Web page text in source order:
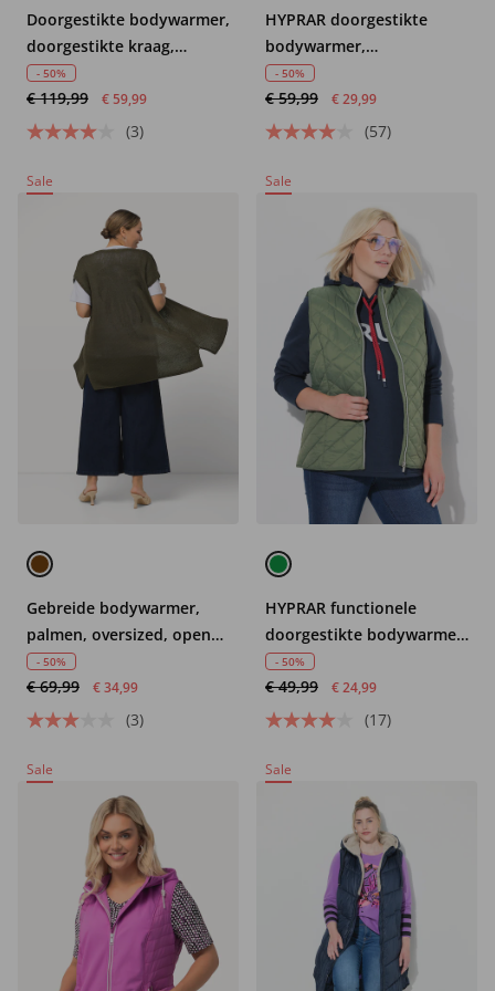
Doorgestikte bodywarmer,
doorgestikte kraag,
tweewegrits
- 50%
€ 119,99 € 59,99
(3)
HYPRAR doorgestikte
bodywarmer,
waterafstotend,
opstaande kraag,
gerecycled
- 50%
€ 59,99 € 29,99
(57)
Sale
Gebreide bodywarmer,
palmen, oversized, open
model, mouwloos
- 50%
€ 69,99 € 34,99
(3)
Sale
HYPRAR functionele
doorgestikte bodywarmer,
waterafstotend,
opstaande kraag
- 50%
€ 49,99 € 24,99
(17)
Sale Sale